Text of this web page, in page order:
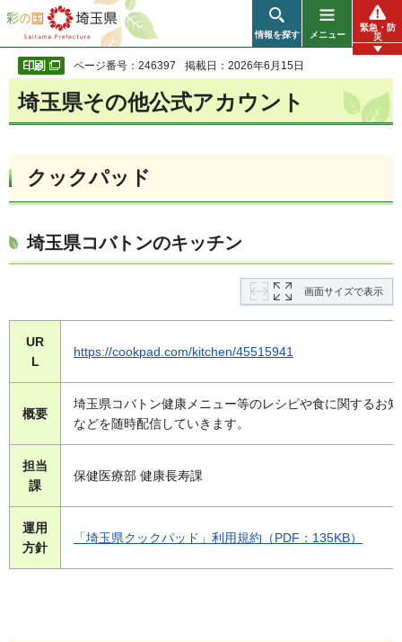
彩の国 埼玉県
情報を探す メニュー
緊急・防
災
ページ番号：246397 掲載日：2026年6月15日
埼玉県その他公式アカウント
クックパッド
埼玉県コバトンのキッチン
画面サイズで表示
UR
L
https://cookpad.com/kitchen/45515941
概要
埼玉県コバトン健康メニュー等のレシピや食に関するお
などを随時配信していきます。
担当
課
保健医療部 健康長寿課
運用
方針
「埼玉県クックパッド」利用規約（PDF：135KB）